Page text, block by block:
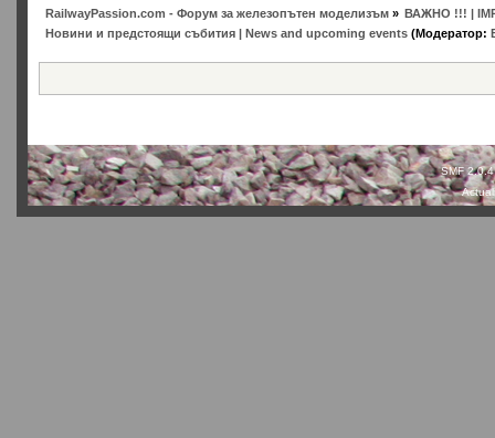
RailwayPassion.com - Форум за железопътен моделизъм» ВАЖНО !!! |
Новини и предстоящи събития | News and upcoming events(Модератор:
SMF 2.0.4